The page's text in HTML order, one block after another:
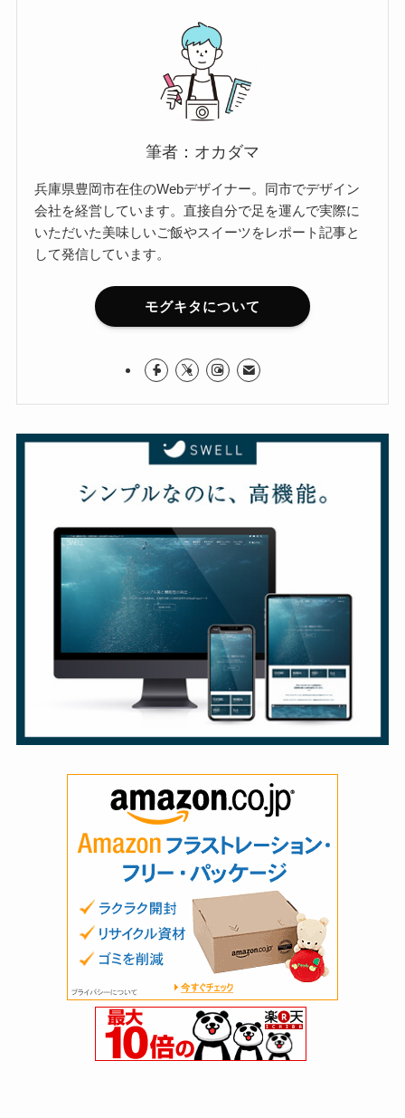
筆者：オカダマ
兵庫県豊岡市在住のWebデザイナー。同市でデザイン
会社を経営しています。直接自分で足を運んで実際に
いただいた美味しいご飯やスイーツをレポート記事と
して発信しています。
モグキタについて